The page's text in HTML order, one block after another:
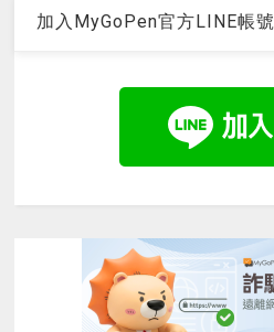
加入MyGoPen官方LINE帳號